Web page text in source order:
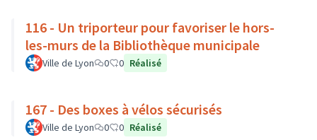
116 - Un triporteur pour favoriser le hors-
les-murs de la Bibliothèque municipale
Ville de Lyon 0 0 Réalisé
167 - Des boxes à vélos sécurisés
Ville de Lyon 0 0 Réalisé